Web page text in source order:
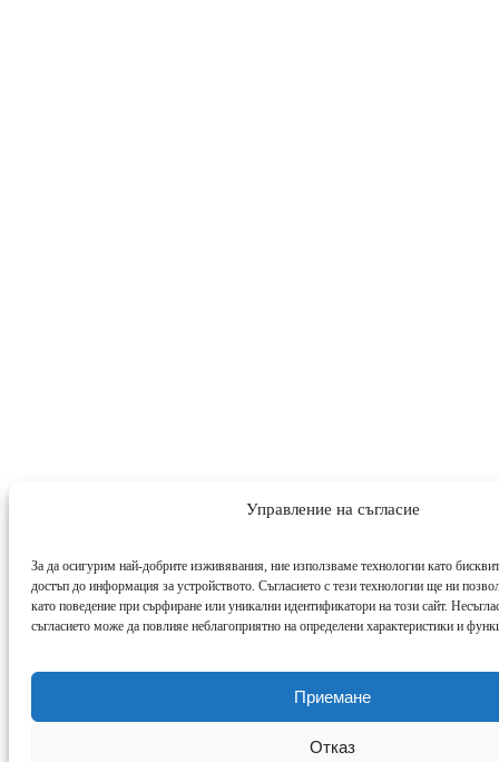
Управление на съгласие
За да осигурим най-добрите изживявания, ние използваме технологии като
достъп до информация за устройството. Съгласието с тези технологии ще ни
като поведение при сърфиране или уникални идентификатори на този сайт.
съгласието може да повлияе неблагоприятно на определени характеристики и
Приемане
Отказ